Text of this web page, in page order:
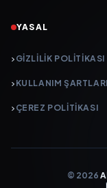
YASAL
GIZLILIK POLITIKASI
KULLANIM ŞARTLARI
ÇEREZ POLITIKASI
© 2026